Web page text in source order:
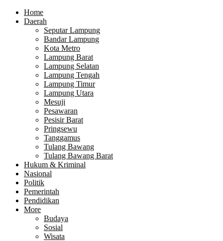
Home
Daerah
Seputar Lampung
Bandar Lampung
Kota Metro
Lampung Barat
Lampung Selatan
Lampung Tengah
Lampung Timur
Lampung Utara
Mesuji
Pesawaran
Pesisir Barat
Pringsewu
Tanggamus
Tulang Bawang
Tulang Bawang Barat
Hukum & Kriminal
Nasional
Politik
Pemerintah
Pendidikan
More
Budaya
Sosial
Wisata